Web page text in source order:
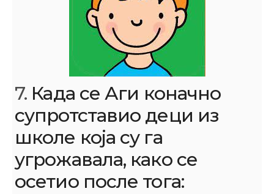
7. Када се Аги коначно
супротставио деци из
школе која су га
угрожавала, како се
осетио после тога: